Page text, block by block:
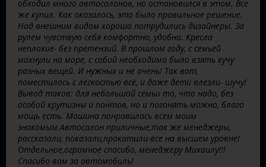
обходил много автосалонов, но остановился в этом. Все
же купил. Как оказалось, это было правильное решение.
Над внешним видом хорошо потрудились дизайнеры. За
рулем чувствую себя комфортно, удобно. Кресла
неплохие- без претензий. В прошлом году, с семьей
махнули на море, с собой необходимо было взять кучу
разных вещей. И нужных и не очень! Так вот,
поместилось с легкостью всё, и даже дети влезли- шучу!
Вывод таков: для небольшой семьи то, что надо, без
особой крутизны и понтов, но и погонять можно, благо
мощь есть. Машина понравилась всем моим
знакомым.Автосалон приличные,так же менеджеры,
рассказали, показали,прокатили-все на высшем уровне!
Отдельное,огромное спасибо, менеджеру Михаилу!!!
Спасибо вам за автомобиль!